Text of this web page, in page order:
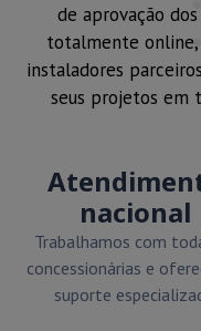
de aprovação
totalmente
instaladores
seus projetos em
nacional
Trabalhamos com
concessionárias e
suporte